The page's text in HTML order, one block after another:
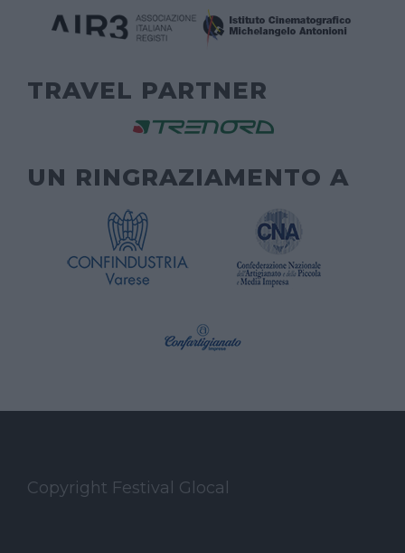
TRAVEL PARTNER
UN RINGRAZIAMENTO A
Copyright Festival Glocal